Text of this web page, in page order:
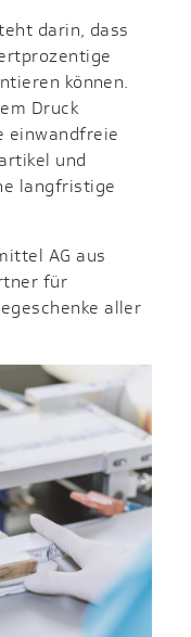
darin, dass
können.
Druck
einwandfreie
und
langfristige
AG aus
für
aller